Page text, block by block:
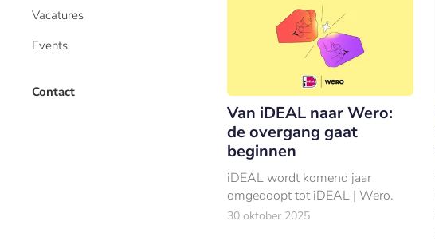
Vacatures
Events
Contact
Van iDEAL naar Wero:
de overgang gaat
beginnen
iDEAL wordt komend jaar
omgedoopt tot iDEAL | Wero.
30 oktober 2025